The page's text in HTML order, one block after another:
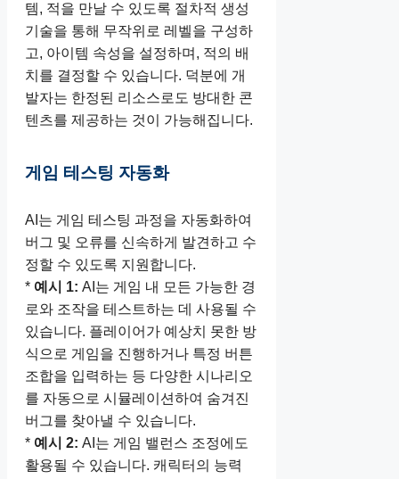
템, 적을 만날 수 있도록 절차적 생성
기술을 통해 무작위로 레벨을 구성하
고, 아이템 속성을 설정하며, 적의 배
치를 결정할 수 있습니다. 덕분에 개
발자는 한정된 리소스로도 방대한 콘
텐츠를 제공하는 것이 가능해집니다.
게임 테스팅 자동화
AI는 게임 테스팅 과정을 자동화하여
버그 및 오류를 신속하게 발견하고 수
정할 수 있도록 지원합니다.
* 예시 1: AI는 게임 내 모든 가능한 경
로와 조작을 테스트하는 데 사용될 수
있습니다. 플레이어가 예상치 못한 방
식으로 게임을 진행하거나 특정 버튼
조합을 입력하는 등 다양한 시나리오
를 자동으로 시뮬레이션하여 숨겨진
버그를 찾아낼 수 있습니다.
* 예시 2: AI는 게임 밸런스 조정에도
활용될 수 있습니다. 캐릭터의 능력